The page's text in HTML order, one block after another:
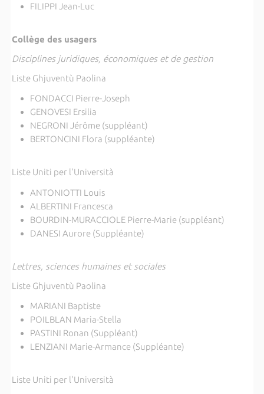
FILIPPI Jean-Luc
Collège des usagers
Disciplines juridiques, économiques et de gestion
Liste Ghjuventù Paolina
FONDACCI Pierre-Joseph
GENOVESI Ersilia
NEGRONI Jérôme (suppléant)
BERTONCINI Flora (suppléante)
Liste Uniti per l'Università
ANTONIOTTI Louis
ALBERTINI Francesca
BOURDIN-MURACCIOLE Pierre-Marie (suppléant)
DANESI Aurore (Suppléante)
Lettres, sciences humaines et sociales
Liste Ghjuventù Paolina
MARIANI Baptiste
POILBLAN Maria-Stella
PASTINI Ronan (Suppléant)
LENZIANI Marie-Armance (Suppléante)
Liste Uniti per l'Università